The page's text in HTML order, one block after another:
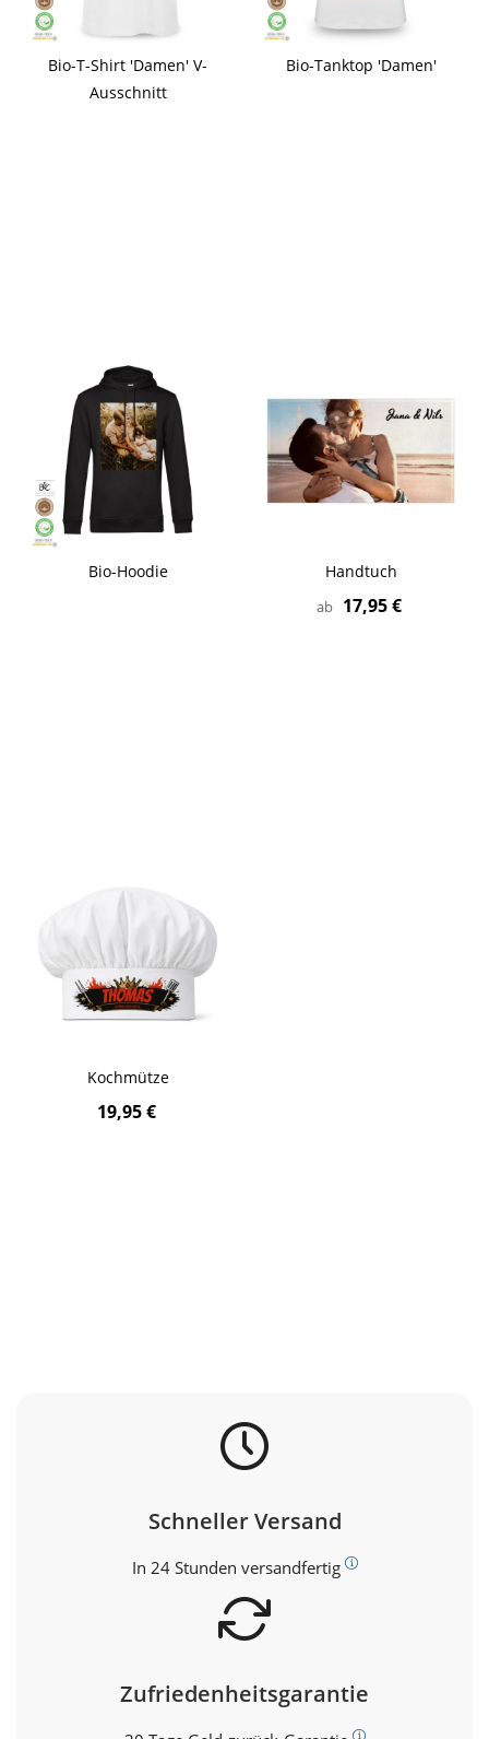
Bio-T-Shirt 'Damen' V-
Ausschnitt
Bio-Tanktop 'Damen'
Bio-Hoodie Handtuch
ab 17,95 €
Kochmütze
19,95 €
Schneller Versand
In 24 Stunden versandfertig
Zufriedenheitsgarantie